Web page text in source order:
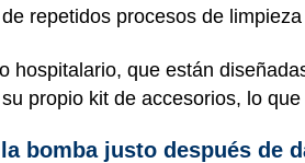
repetidos procesos de
hospitalario, que están
propio kit de accesorios, lo
bomba justo después de